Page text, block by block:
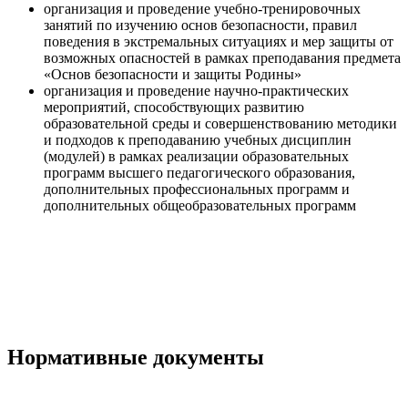
организация и проведение учебно-тренировочных
занятий по изучению основ безопасности, правил
поведения в экстремальных ситуациях и мер защиты от
возможных опасностей в рамках преподавания предмета
«Основ безопасности и защиты Родины»
организация и проведение научно-практических
мероприятий, способствующих развитию
образовательной среды и совершенствованию методики
и подходов к преподаванию учебных дисциплин
(модулей) в рамках реализации образовательных
программ высшего педагогического образования,
дополнительных профессиональных программ и
дополнительных общеобразовательных программ
Нормативные документы